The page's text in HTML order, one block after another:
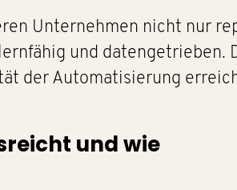
Unternehmen nicht nur
und datengetrieben.
der Automatisierung
und wie